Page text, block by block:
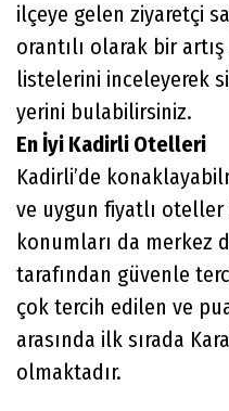
ilçeye gelen ziyaretçi
orantılı olarak bir
listelerini inceleyerek
yerini bulabilirsiniz.
En İyi Kadirli Otelleri
Kadirli’de
ve uygun fiyatlı
konumları da merkez
tarafından güvenle
çok tercih edilen ve
arasında ilk sırada
olmaktadır.